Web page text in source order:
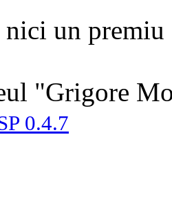
un premiu
"Grigore
0.4.7